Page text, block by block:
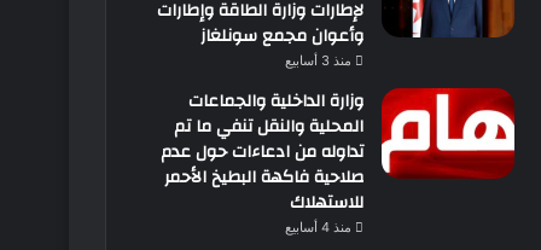
لإطارات وزارة الطاقة وإطارات
وأعوان مجمع سونلغاز
منذ 3 أسابيع
وزارة الداخلية والجماعات
المحلية والنقل تنفي ما تم
تداوله من ادعاءات حول عدم
صلاحية فاكهة البطيخ الأحمر
للاستهلاك
منذ 4 أسابيع